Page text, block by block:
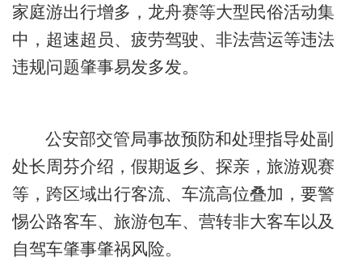
家庭游出行增多，龙舟赛等大型民俗活动集
中，超速超员、疲劳驾驶、非法营运等违法
违规问题肇事易发多发。
公安部交管局事故预防和处理指导处副
处长周芬介绍，假期返乡、探亲，旅游观赛
等，跨区域出行客流、车流高位叠加，要警
惕公路客车、旅游包车、营转非大客车以及
自驾车肇事肇祸风险。